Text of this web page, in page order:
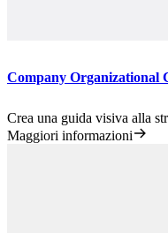
Company Organizational
Crea una guida visiva alla
Maggiori informazioni